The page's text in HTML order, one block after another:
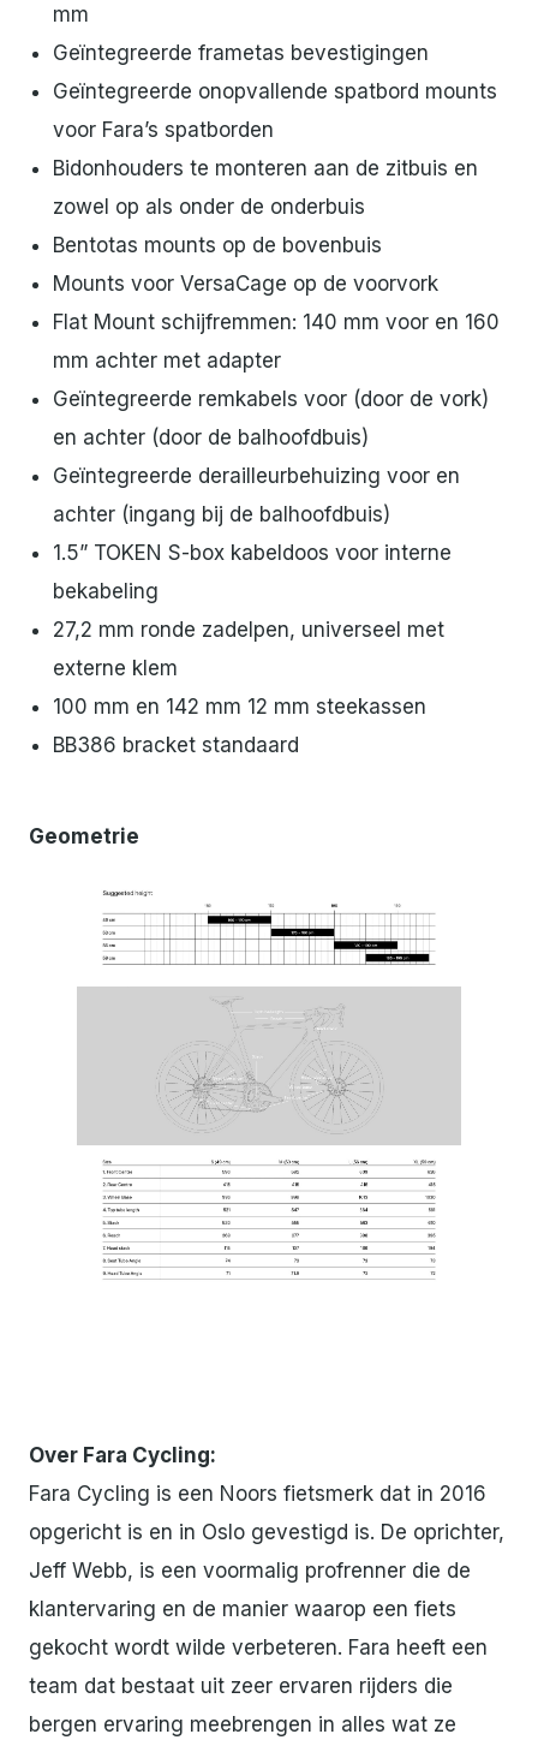
mm
Geïntegreerde frametas bevestigingen
Geïntegreerde onopvallende spatbord mounts
voor Fara’s spatborden
Bidonhouders te monteren aan de zitbuis en
zowel op als onder de onderbuis
Bentotas mounts op de bovenbuis
Mounts voor VersaCage op de voorvork
Flat Mount schijfremmen: 140 mm voor en 160
mm achter met adapter
Geïntegreerde remkabels voor (door de vork)
en achter (door de balhoofdbuis)
Geïntegreerde derailleurbehuizing voor en
achter (ingang bij de balhoofdbuis)
1.5” TOKEN S-box kabeldoos voor interne
bekabeling
27,2 mm ronde zadelpen, universeel met
externe klem
100 mm en 142 mm 12 mm steekassen
BB386 bracket standaard
Geometrie
JPG
Over Fara Cycling:
Fara Cycling is een Noors fietsmerk dat in 2016
opgericht is en in Oslo gevestigd is. De oprichter,
Jeff Webb, is een voormalig profrenner die de
klantervaring en de manier waarop een fiets
gekocht wordt wilde verbeteren. Fara heeft een
team dat bestaat uit zeer ervaren rijders die
bergen ervaring meebrengen in alles wat ze